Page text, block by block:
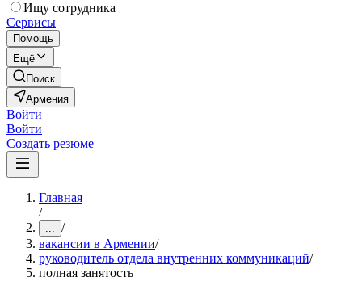
Ищу сотрудника
Сервисы
Помощь
Ещё
Поиск
Армения
Войти
Войти
Создать резюме
Главная
/
... /
вакансии в Армении/
руководитель отдела внутренних коммуникаций/
полная занятость